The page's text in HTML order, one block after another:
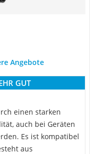
Angebote
GUT
einen starken
auch bei Geräten
Es ist kompatibel
aus